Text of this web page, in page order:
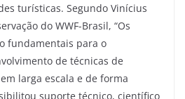
turísticas. Segundo Vinícius
do WWF-Brasil, “Os
fundamentais para o
de técnicas de
larga escala e de forma
suporte técnico, científico